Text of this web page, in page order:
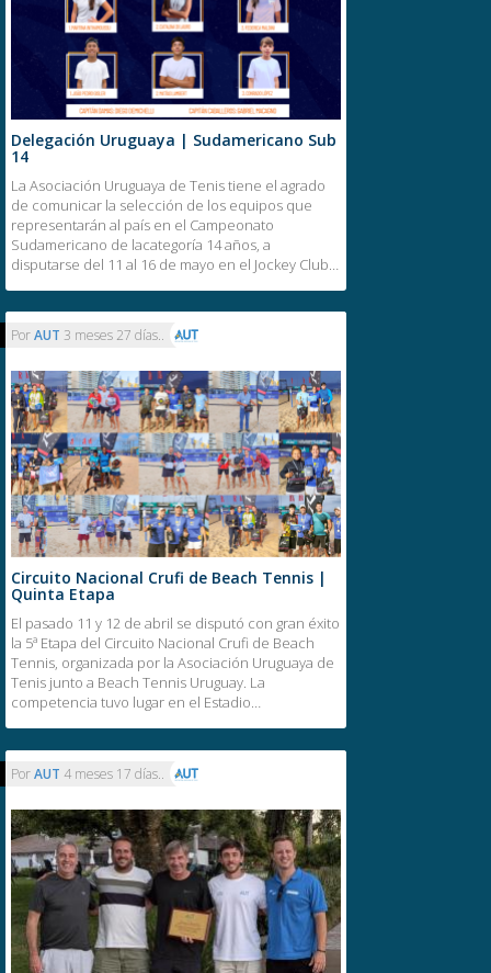
PorAUT 3 meses 27 días..
Circuito Nacional Crufi de Beach Tennis |
Quinta Etapa
El pasado 11 y 12 de abril se disputó con gran éxito
la 5ª Etapa del Circuito Nacional Crufi de Beach
Tennis, organizada por la Asociación Uruguaya de
Tenis junto a Beach Tennis Uruguay. La
competencia tuvo lugar en el Estadio…
Delegación Uruguaya | Sudamericano Sub
14
La Asociación Uruguaya de Tenis tiene el agrado
de comunicar la selección de los equipos que
representarán al país en el Campeonato
Sudamericano de lacategoría 14 años, a
disputarse del 11 al 16 de mayo en el Jockey Club…
PorAUT 4 meses 17 días..